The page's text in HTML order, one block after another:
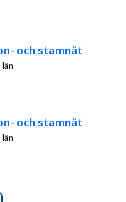
och stamnät
län
och stamnät
län